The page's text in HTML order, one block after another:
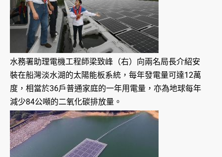
水務署助理電機工程師梁致峰（右）向兩名局長介紹安
裝在船灣淡水湖的太陽能板系統，每年發電量可達12萬
度，相當於36戶普通家庭的一年用電量，亦為地球每年
減少84公噸的二氧化碳排放量。